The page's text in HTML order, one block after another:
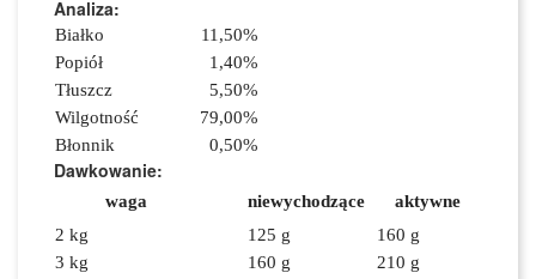
Analiza:
Białko
11,50%
Popiół
1,40%
Tłuszcz
5,50%
Wilgotność
79,00%
Błonnik
0,50%
Dawkowanie:
waga niewychodzące
aktywne
2 kg
125 g
160 g
3 kg
160 g
210 g